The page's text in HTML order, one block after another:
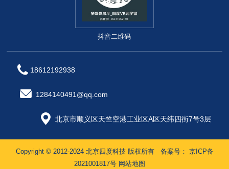
抖音二维码
18612192938
1284140491@qq.com
北京市顺义区天竺空港工业区A区天纬四街7号3层
Copyright © 2012-2024 北京四度科技 版权所有备案号： 京ICP备
2021001817号 网站地图